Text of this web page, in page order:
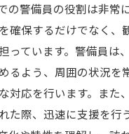
得とキャリアパス
験からの学び
ーシップの発揮
界でのキャリア形成
備員になるための必要
の警備員の役割は非常
確保するだけでなく、
っています。警備員は
るよう、周囲の状況を
対応を行います。また
た際、迅速に支援を行